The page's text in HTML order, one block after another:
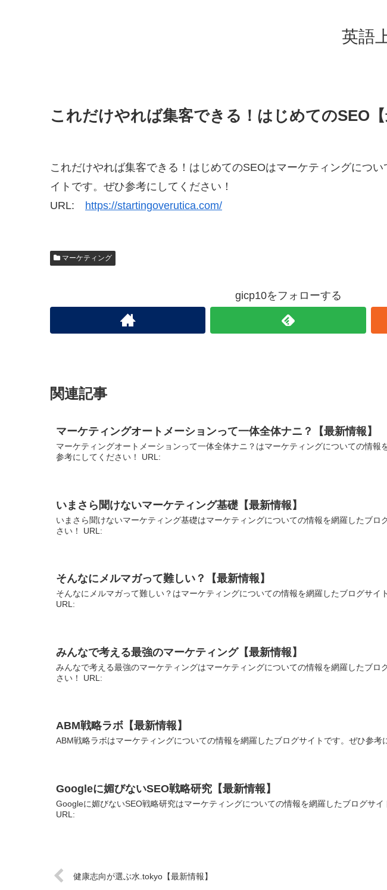
英語
これだけやれば集客できる！はじめてのSEO【
これだけやれば集客できる！はじめてのSEOはマーケティングにつ
イトです。ぜひ参考にしてください！
URL: https://startingoverutica.com/
マーケティング
gicp10をフォローする
関連記事
マーケティングオートメーションって一体全体ナニ？【最新情報】
マーケティングオートメーションって一体全体ナニ？はマーケティングについての情報
参考にしてください！ URL:
いまさら聞けないマーケティング基礎【最新情報】
いまさら聞けないマーケティング基礎はマーケティングについての情報を網羅したブロ
さい！ URL:
そんなにメルマガって難しい？【最新情報】
そんなにメルマガって難しい？はマーケティングについての情報を網羅したブログサイ
URL:
みんなで考える最強のマーケティング【最新情報】
みんなで考える最強のマーケティングはマーケティングについての情報を網羅したブロ
さい！ URL:
ABM戦略ラボ【最新情報】
ABM戦略ラボはマーケティングについての情報を網羅したブログサイトです。ぜひ参
Googleに媚びないSEO戦略研究【最新情報】
Googleに媚びないSEO戦略研究はマーケティングについての情報を網羅したブログサイ
URL:
健康志向が選ぶ水.tokyo【最新情報】